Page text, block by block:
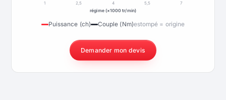
1 2,5 4 5,5
7
régime (×1000 tr/min)
Puissance (ch) Couple (Nm)estompé = origine
Demander mon devis